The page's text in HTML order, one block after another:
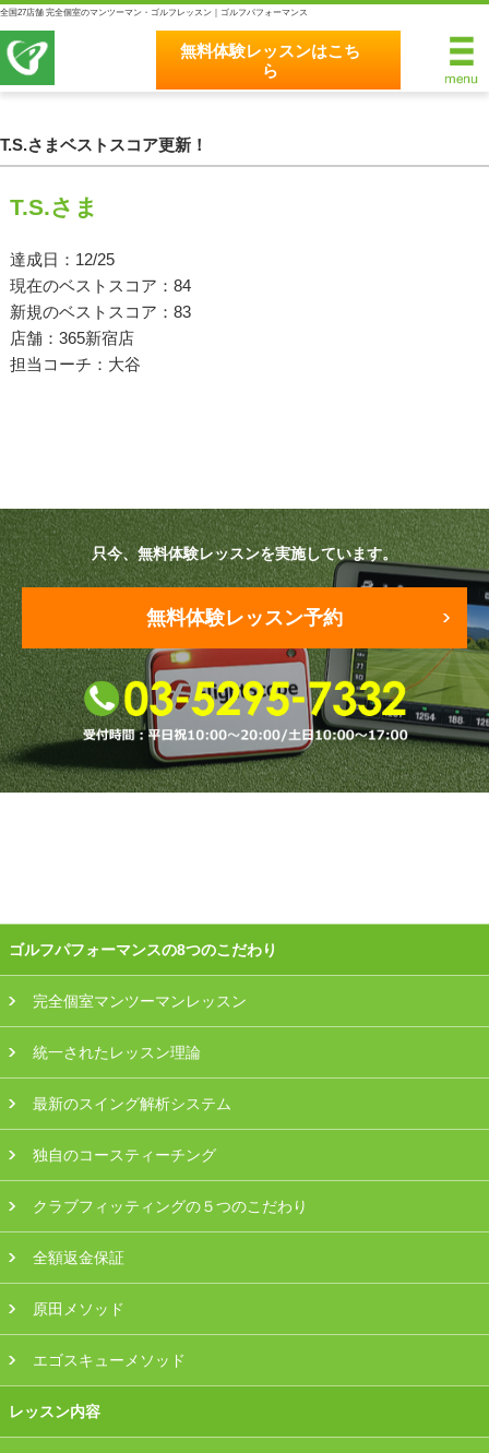
全国27店舗 完全個室のマンツーマン・ゴルフレッスン｜ゴルフパフォーマンス
無料体験レッスンはこち
ら
無料体験レッスンはこちら
統一されたレッスン理論
最新のスイング解析システム
原田メソッド
エゴスキューメソッド
ゴルフが楽しみたい（初心者）
短期間での上達（初心者）
シングルを目指したい（中・上級者）
プラン・料金
店舗一覧
東京
関東（神奈川・埼玉・千葉）
中部（静岡・愛知）
関西（大阪・兵庫・滋賀）
受講生の声
採用情報
T.S.さまベストスコア更新！
T.S.さま
達成日：12/25
現在のベストスコア：84
新規のベストスコア：83
店舗：365新宿店
担当コーチ：大谷
只今、無料体験レッスンを実施しています。
無料体験レッスン予約
ゴルフパフォーマンスの8つのこだわり
完全個室マンツーマンレッスン
統一されたレッスン理論
最新のスイング解析システム
独自のコースティーチング
クラブフィッティングの５つのこだわり
全額返金保証
原田メソッド
エゴスキューメソッド
レッスン内容